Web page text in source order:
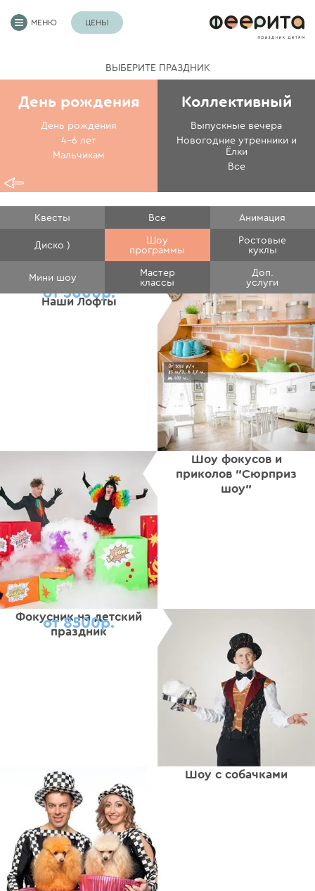
МЕНЮ ЦЕНЫ
ВЫБЕРИТЕ ПРАЗДНИК
День рождения
День рождения
4-6 лет
Мальчикам
Коллективный
Выпускные вечера
Новогодние утренники и
Ёлки
Все
Квесты Все Анимация
Диско ) Шоу
программы
Ростовые
куклы
Мини шоу Мастер
классы
Доп.
услуги
Наши Лофты
от 3000р.
Шоу фокусов и
приколов "Сюрприз
шоу"
Фокусник на детский
праздник
от 8500р.
Шоу с собачками